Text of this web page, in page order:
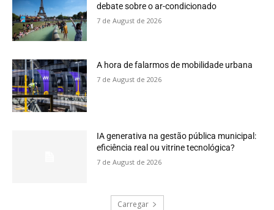
debate sobre o ar-condicionado
7 de August de 2026
A hora de falarmos de mobilidade urbana
7 de August de 2026
IA generativa na gestão pública municipal:
eficiência real ou vitrine tecnológica?
7 de August de 2026
Carregar